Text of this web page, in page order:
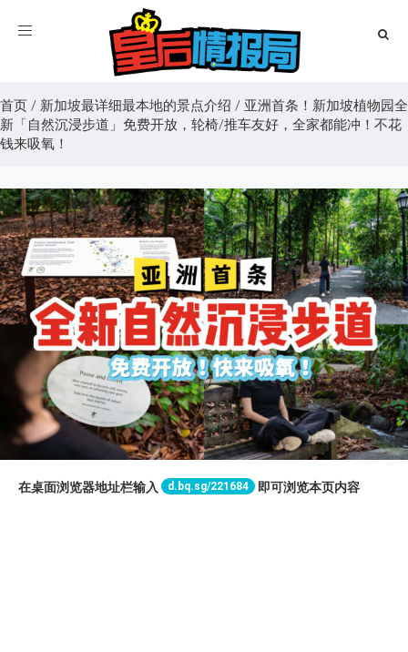
Toggle
首页 / 新加坡最详细最本地的景点介绍 / 亚洲首条！新加坡植物园全
新「自然沉浸步道」免费开放，轮椅/推车友好，全家都能冲！不花
钱来吸氧！
在桌面浏览器地址栏输入 d.bq.sg/221684 即可浏览本页内容